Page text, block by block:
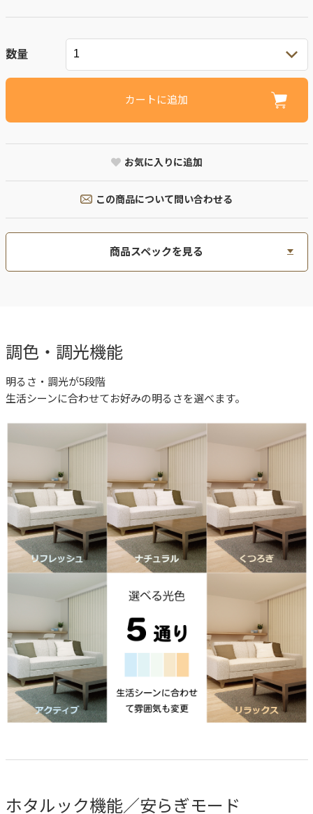
数量
カートに追加
お気に入りに追加
この商品について問い合わせる
商品スペックを見る
調色・調光機能
明るさ・調光が5段階
生活シーンに合わせてお好みの明るさを選べます。
ホタルック機能／安らぎモード